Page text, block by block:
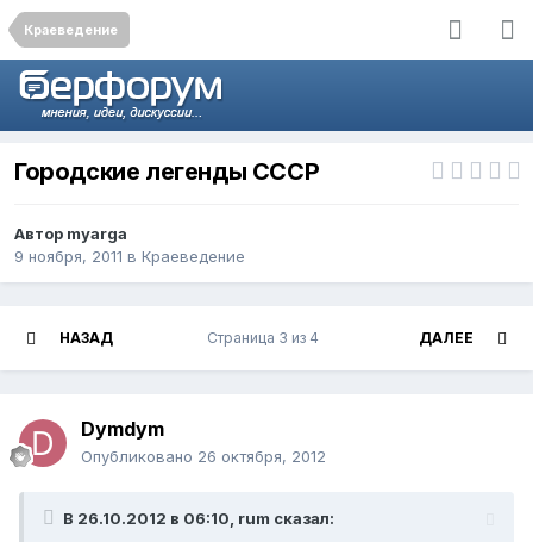
Краеведение
Городские легенды СССР
Автор myarga
9 ноября, 2011 в Краеведение
НАЗАД ДАЛЕЕ
Страница 3 из 4
Dymdym
Опубликовано 26 октября, 2012
В 26.10.2012 в 06:10, rum сказал: